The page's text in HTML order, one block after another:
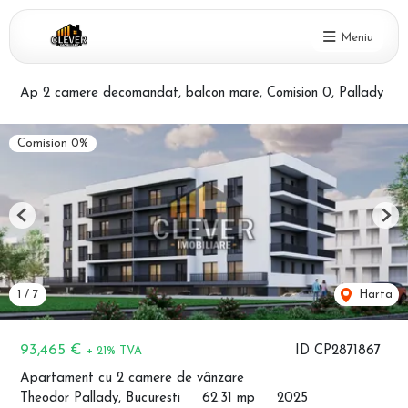
Meniu
Ap 2 camere decomandat, balcon mare, Comision 0, Pallady
ID CP2871867
93,465 € + 21% TVA
Apartament cu 2 camere de vânzare
Theodor Pallady, Bucuresti
62.31 mp 2025
Comision 0%
1 / 7 Harta
Previous